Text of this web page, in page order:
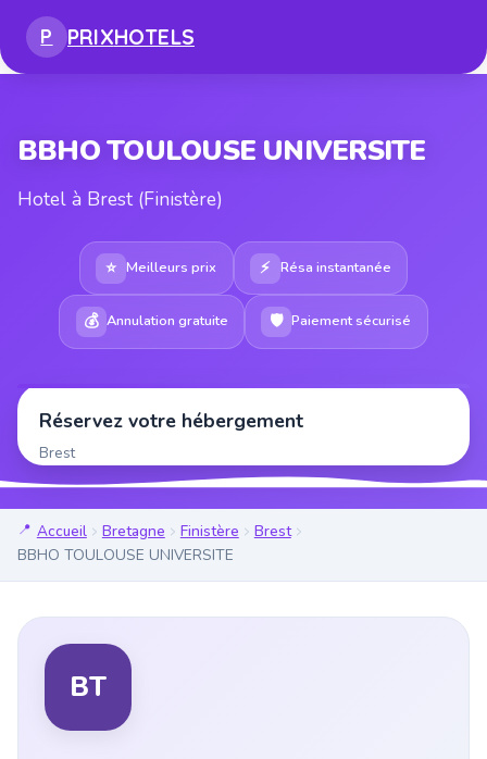
P PRIXHOTELS
BBHO TOULOUSE UNIVERSITE
Hotel à Brest (Finistère)
⭐ Meilleurs prix ⚡ Résa instantanée
💰 Annulation gratuite 🛡 Paiement sécurisé
Réservez votre hébergement
Brest
Accueil Bretagne Finistère
Brest
BBHO TOULOUSE UNIVERSITE
BT